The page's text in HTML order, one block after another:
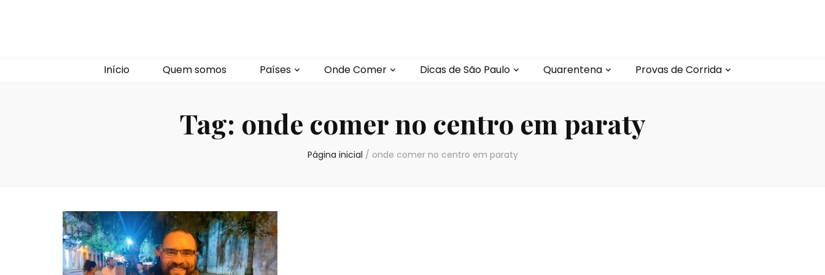
Início Quem somos Países Onde Comer Dicas de São Paulo Quarentena Provas de Corrida
Tag: onde comer no centro em paraty
Página inicial / onde comer no centro em paraty